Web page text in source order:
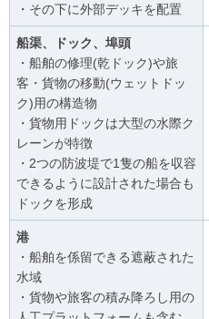
・その下に外部デッキを配置
船渠、ドック、埠頭
・船舶の修理(乾ドック)や旅
客・貨物の移動(ウェットドッ
ク)用の構造物
・貨物用ドックは大型の水際ク
レーンが特徴
・2つの防波堤で1隻の船を収容
できるように設計された場合も
ドックを形成
港
・船舶を係留できる遮蔽された
水域
・貨物や旅客の積み降ろし用の